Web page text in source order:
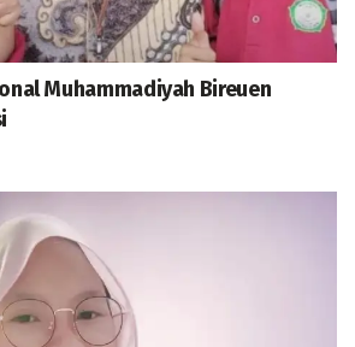
Muhammadiyah Bireuen